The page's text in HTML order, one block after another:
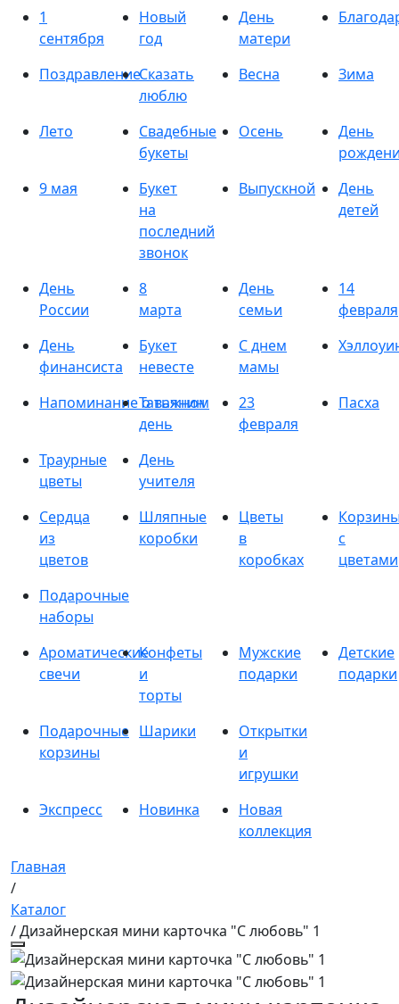
1
сентября
Новый
год
День
матери
ПоздравлениеСказать
люблю
Весна Зима
Лето
Свадебные
букеты
Осень
День
9 мая
Букет
на
последний
звонок
Выпускной
День
детей
День
России
8
марта
День
семьи
14
февраля
День
финансиста
Букет
невесте
С днем
мамы
Напоминание о важном
Татьянин
день
23
февраля
Пасха
Траурные
цветы
День
учителя
Сердца
из
цветов
Шляпные
коробки
Цветы
в
коробках
с
цветами
Подарочные
наборы
Ароматические
свечи
Конфеты
и
торты
Мужские
подарки
Детские
подарки
Подарочные
корзины
Шарики
Открытки
и
игрушки
Экспресс
Новинка
Новая
коллекция
Главная
/
Каталог
/ Дизайнерская мини карточка "С любовь" 1